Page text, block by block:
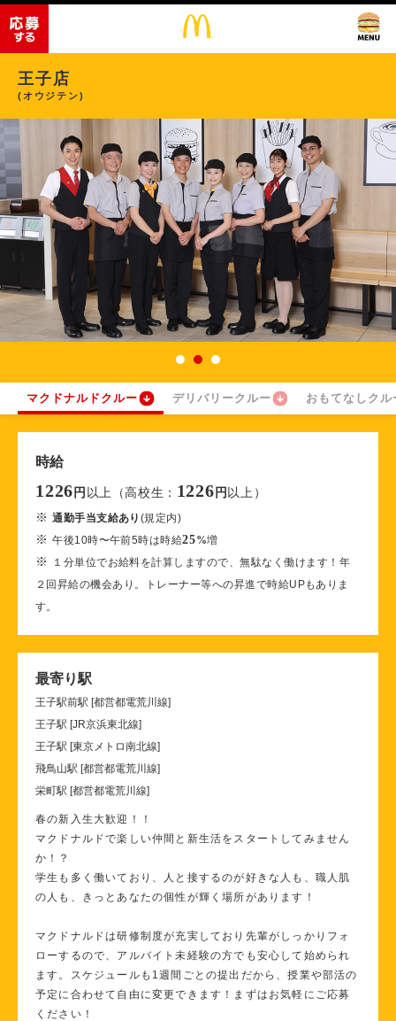
王子店
(オウジテン)
マクドナルドクルー デリバリークルー おもてなしクル
時給
1226 円 以上（高校生： 1226 円 以上）
※通勤手当支給あり (規定内)
※午後10時〜午前5時は時給25%増
※
１分単位でお給料を計算しますので、無駄なく働けます！年
２回昇給の機会あり。トレーナー等への昇進で時給UPもありま
す。
最寄り駅
王子駅前駅 [都営都電荒川線]
王子駅 [JR京浜東北線]
王子駅 [東京メトロ南北線]
飛鳥山駅 [都営都電荒川線]
栄町駅 [都営都電荒川線]
春の新入生大歓迎！！
マクドナルドで楽しい仲間と新生活をスタートしてみません
か！？
学生も多く働いており、人と接するのが好きな人も、職人肌
の人も、きっとあなたの個性が輝く場所があります！
マクドナルドは研修制度が充実しており先輩がしっかりフォ
ローするので、アルバイト未経験の方でも安心して始められ
ます。スケジュールも1週間ごとの提出だから、授業や部活の
予定に合わせて自由に変更できます！まずはお気軽にご応募
ください！